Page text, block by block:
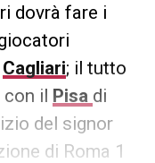
dovrà fare i
Cagliari; il tutto
con il Pisa di
del signor
di Roma 1